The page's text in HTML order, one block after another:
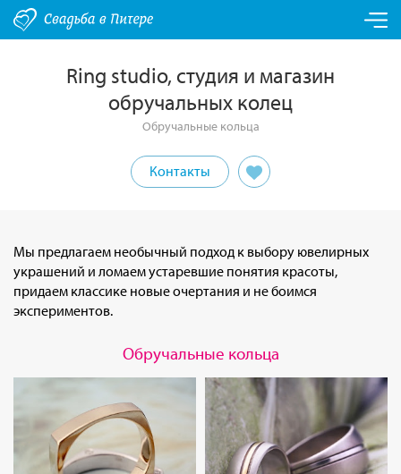
Ring studio, студия и магазин
обручальных колец
Обручальные кольца
Контакты
Мы предлагаем необычный подход к выбору ювелирных
украшений и ломаем устаревшие понятия красоты,
придаем классике новые очертания и не боимся
экспериментов.
Обручальные кольца